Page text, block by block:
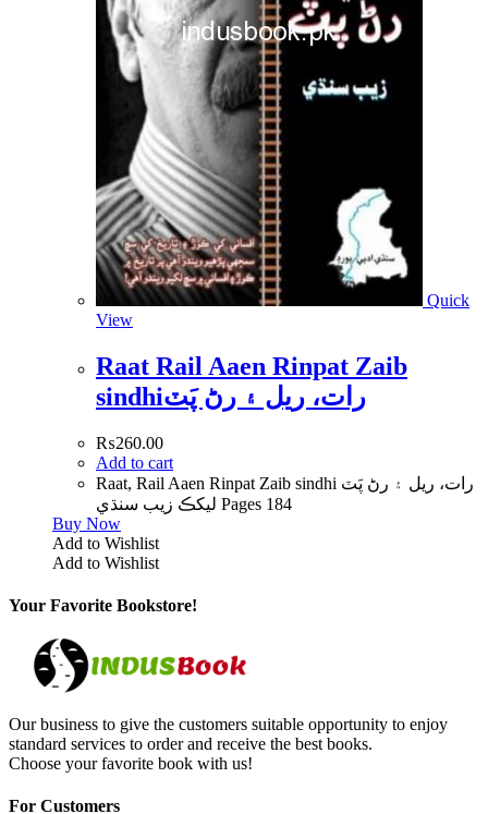
Quick
View
Raat Rail Aaen Rinpat Zaib
sindhiرات، ريل ۽ رڻ پَٽ
₨260.00
Add to cart
Raat, Rail Aaen Rinpat Zaib sindhi رات، ريل ۽ رڻ پَٽ
ليکڪ زيب سنڌي Pages 184
Buy Now
Add to Wishlist
Add to Wishlist
Your Favorite Bookstore!
Our business to give the customers suitable opportunity to enjoy
standard services to order and receive the best books.
Choose your favorite book with us!
For Customers